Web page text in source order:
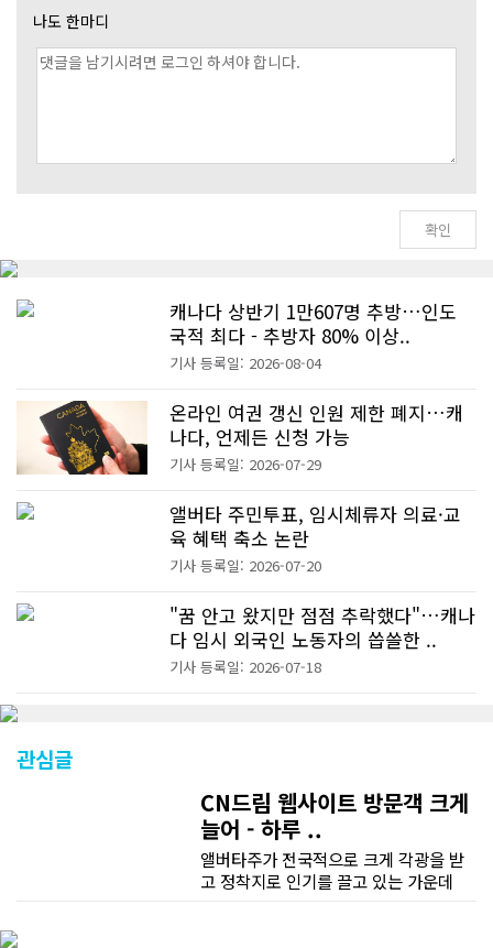
나도 한마디
캐나다 상반기 1만607명 추방…인도
국적 최다 - 추방자 80% 이상..
기사 등록일: 2026-08-04
온라인 여권 갱신 인원 제한 폐지…캐
나다, 언제든 신청 가능
기사 등록일: 2026-07-29
앨버타 주민투표, 임시체류자 의료·교
육 혜택 축소 논란
기사 등록일: 2026-07-20
"꿈 안고 왔지만 점점 추락했다"…캐나
다 임시 외국인 노동자의 씁쓸한 ..
기사 등록일: 2026-07-18
관심글
CN드림 웹사이트 방문객 크게
늘어 - 하루 ..
앨버타주가 전국적으로 크게 각광을 받
고 정착지로 인기를 끌고 있는 가운데